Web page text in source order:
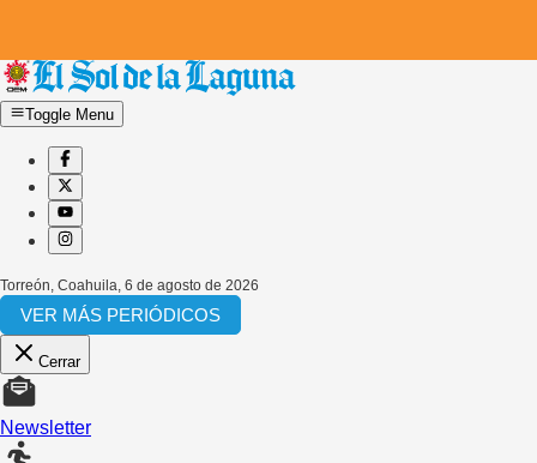
Toggle Menu
Torreón, Coahuila 6 de agosto de 2026
VER MÁS PERIÓDICOS
Cerrar
Newsletter